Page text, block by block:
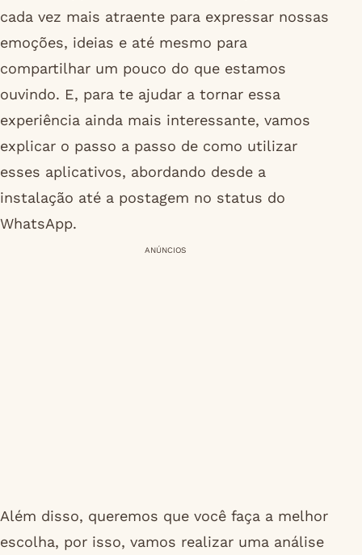
cada vez mais atraente para expressar nossas
emoções, ideias e até mesmo para
compartilhar um pouco do que estamos
ouvindo. E, para te ajudar a tornar essa
experiência ainda mais interessante, vamos
explicar o passo a passo de como utilizar
esses aplicativos, abordando desde a
instalação até a postagem no status do
WhatsApp.
ANÚNCIOS
Além disso, queremos que você faça a melhor
escolha, por isso, vamos realizar uma análise